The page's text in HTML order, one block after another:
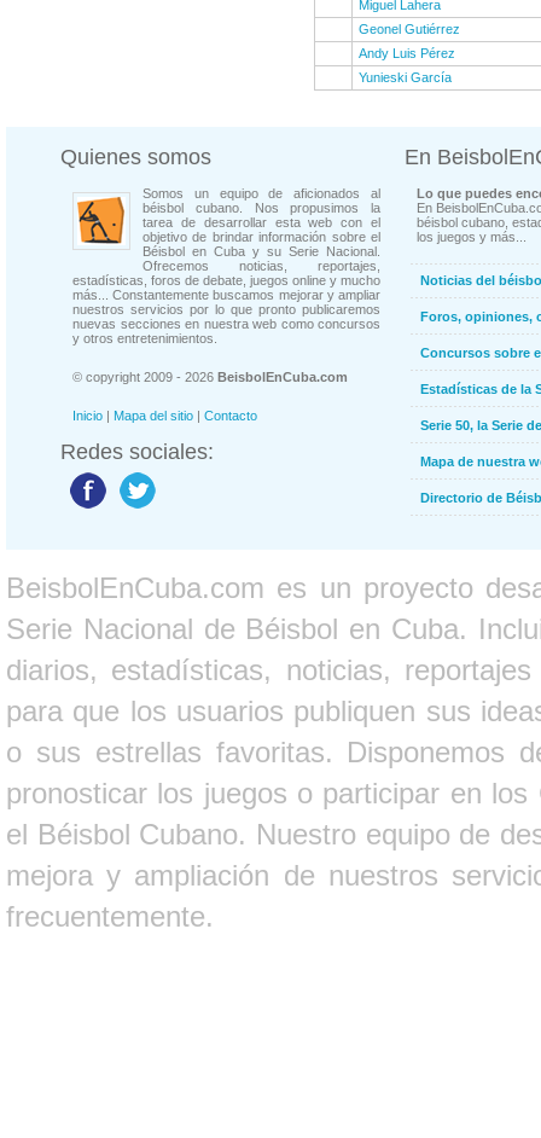
Miguel Lahera
Geonel Gutiérrez
Andy Luis Pérez
Yunieski García
Quienes somos
Somos un equipo de aficionados al
béisbol cubano. Nos propusimos la
tarea de desarrollar esta web con el
objetivo de brindar información sobre el
Béisbol en Cuba y su Serie Nacional.
Ofrecemos noticias, reportajes,
estadísticas, foros de debate, juegos online y mucho
más... Constantemente buscamos mejorar y ampliar
nuestros servicios por lo que pronto publicaremos
nuevas secciones en nuestra web como concursos
y otros entretenimientos.
© copyright 2009 - 2026 BeisbolEnCuba.com
Inicio | Mapa del sitio | Contacto
Redes sociales:
En
Lo que puedes
En
béisbol cubano,
los juegos y más...
Noticias del
Foros, opiniones,
Concursos sobre
Estadísticas de la
Serie 50, la Serie
Mapa de nuestra
Directorio de
BeisbolEnCuba.com es un proyecto
Serie Nacional de Béisbol en Cuba.
diarios, estadísticas, noticias,
para que los usuarios publiquen sus
o sus estrellas favoritas. Disponemos
pronosticar los juegos o participar en
el Béisbol Cubano. Nuestro equipo de
mejora y ampliación de nuestros
frecuentemente.